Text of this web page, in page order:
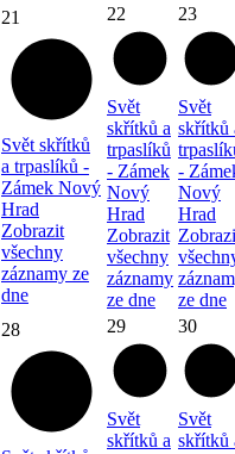
21
Svět skřítků
a trpaslíků -
Zámek Nový
Hrad
Zobrazit
všechny
záznamy ze
dne
22
Svět
skřítků a
trpaslíků
- Zámek
Nový
Hrad
Zobrazit
všechny
záznamy
ze dne
23
Svět
skřítků
-
Nový
Hrad
ze dne
28 29
Svět
skřítků a
30
Svět
skřítků